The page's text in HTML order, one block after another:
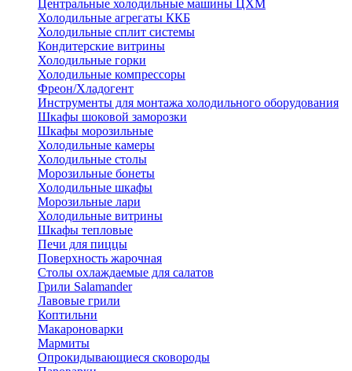
Центральные холодильные машины ЦХМ
Холодильные агрегаты ККБ
Холодильные cплит системы
Кондитерские витрины
Холодильные горки
Холодильные компрессоры
Фреон/Хладогент
Инструменты для монтажа холодильного оборудования
Шкафы шоковой заморозки
Шкафы морозильные
Холодильные камеры
Холодильные столы
Морозильные бонеты
Холодильные шкафы
Морозильные лари
Холодильные витрины
Шкафы тепловые
Печи для пиццы
Поверхность жарочная
Столы охлаждаемые для салатов
Грили Salamander
Лавовые грили
Коптильни
Макароноварки
Мармиты
Опрокидывающиеся сковороды